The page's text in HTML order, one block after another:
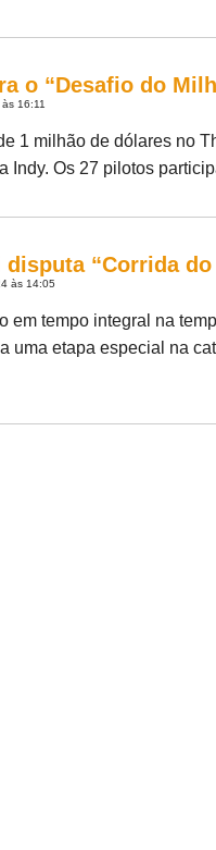
o “Desafio do
16:11
1 milhão de dólares no
Indy. Os 27 pilotos
“Corrida
às 14:05
em tempo integral na
uma etapa especial na